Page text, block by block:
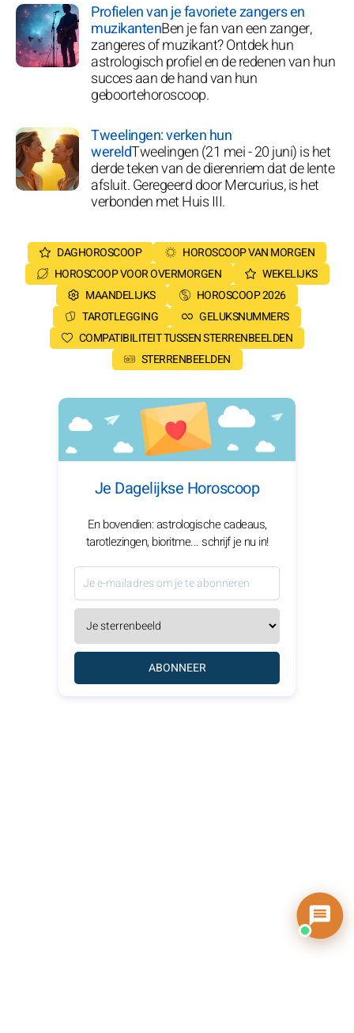
Profielen van je favoriete zangers en
muzikantenBen je fan van een zanger,
zangeres of muzikant? Ontdek hun
astrologisch profiel en de redenen van hun
succes aan de hand van hun
geboortehoroscoop.
Tweelingen: verken hun
wereldTweelingen (21 mei - 20 juni) is het
derde teken van de dierenriem dat de lente
afsluit. Geregeerd door Mercurius, is het
verbonden met Huis III.
DAGHOROSCOOP
HOROSCOOP VAN MORGEN
HOROSCOOP VOOR OVERMORGEN
WEKELIJKS
MAANDELIJKS
HOROSCOOP 2026
TAROTLEGGING
GELUKSNUMMERS
COMPATIBILITEIT TUSSEN STERRENBEELDEN
STERRENBEELDEN
Je Dagelijkse Horoscoop
En bovendien: astrologische cadeaus,
tarotlezingen, bioritme... schrijf je nu in!
ABONNEER